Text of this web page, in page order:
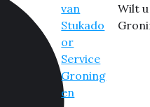
Wilt